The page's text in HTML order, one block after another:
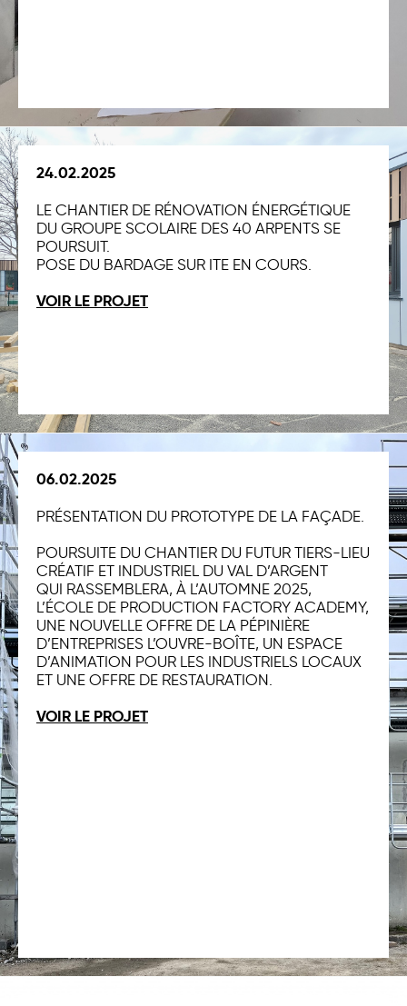
24.02.2025
LE CHANTIER DE RÉNOVATION ÉNERGÉTIQUE
DU GROUPE SCOLAIRE DES 40 ARPENTS SE
POURSUIT.
POSE DU BARDAGE SUR ITE EN COURS.
VOIR LE PROJET
06.02.2025
PRÉSENTATION DU PROTOTYPE DE LA FAÇADE.
POURSUITE DU CHANTIER DU FUTUR TIERS-LIEU
CRÉATIF ET INDUSTRIEL DU VAL D’ARGENT
QUI RASSEMBLERA, À L’AUTOMNE 2025,
L’ÉCOLE DE PRODUCTION FACTORY ACADEMY,
UNE NOUVELLE OFFRE DE LA PÉPINIÈRE
D’ENTREPRISES L’OUVRE-BOÎTE, UN ESPACE
D’ANIMATION POUR LES INDUSTRIELS LOCAUX
ET UNE OFFRE DE RESTAURATION.
VOIR LE PROJET